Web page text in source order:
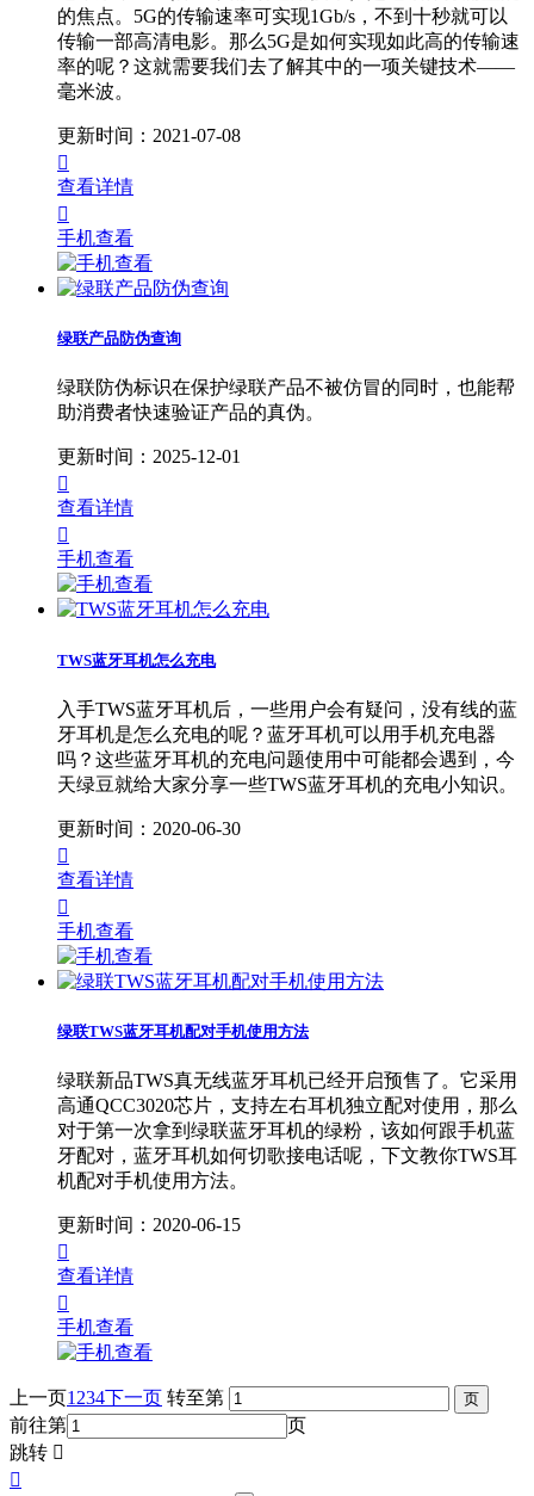
的焦点。5G的传输速率可实现1Gb/s，不到十秒就可以
传输一部高清电影。那么5G是如何实现如此高的传输速
率的呢？这就需要我们去了解其中的一项关键技术——
毫米波。
更新时间：2021-07-08

查看详情

手机查看
绿联产品防伪查询
绿联防伪标识在保护绿联产品不被仿冒的同时，也能帮
助消费者快速验证产品的真伪。
更新时间：2025-12-01

查看详情

手机查看
TWS蓝牙耳机怎么充电
入手TWS蓝牙耳机后，一些用户会有疑问，没有线的蓝
牙耳机是怎么充电的呢？蓝牙耳机可以用手机充电器
吗？这些蓝牙耳机的充电问题使用中可能都会遇到，今
天绿豆就给大家分享一些TWS蓝牙耳机的充电小知识。
更新时间：2020-06-30

查看详情

手机查看
绿联TWS蓝牙耳机配对手机使用方法
绿联新品TWS真无线蓝牙耳机已经开启预售了。它采用
高通QCC3020芯片，支持左右耳机独立配对使用，那么
对于第一次拿到绿联蓝牙耳机的绿粉，该如何跟手机蓝
牙配对，蓝牙耳机如何切歌接电话呢，下文教你TWS耳
机配对手机使用方法。
更新时间：2020-06-15

查看详情

手机查看
上一页1 234下一页 转至第
前往第
页
跳转 
